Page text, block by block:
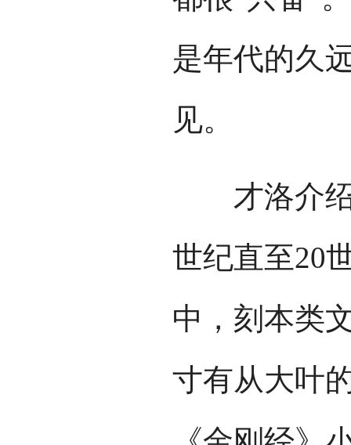
是年代的久
见。
才洛介绍
世纪直至20
中，刻本类
寸有从大叶